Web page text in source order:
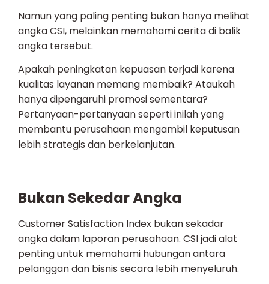
Namun yang paling penting bukan hanya melihat
angka CSI, melainkan memahami cerita di balik
angka tersebut.
Apakah peningkatan kepuasan terjadi karena
kualitas layanan memang membaik? Ataukah
hanya dipengaruhi promosi sementara?
Pertanyaan-pertanyaan seperti inilah yang
membantu perusahaan mengambil keputusan
lebih strategis dan berkelanjutan.
Bukan Sekedar Angka
Customer Satisfaction Index bukan sekadar
angka dalam laporan perusahaan. CSI jadi alat
penting untuk memahami hubungan antara
pelanggan dan bisnis secara lebih menyeluruh.